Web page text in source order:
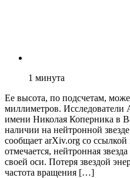
1 минута
Ее высота, по подсчетам,
миллиметров. Исследователи
имени Николая Коперника в
наличии на нейтронной
сообщает arXiv.org со
отмечается, нейтронная
своей оси. Потеря звездой
частота вращения […]